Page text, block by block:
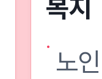
복지
노